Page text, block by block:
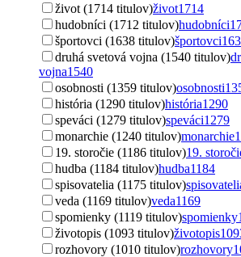
život (1714 titulov)život1714
hudobníci (1712 titulov)hudobníci
športovci (1638 titulov)športovci
druhá svetová vojna (1540 titulov)
vojna1540
osobnosti (1359 titulov)osobnosti
história (1290 titulov)história1290
speváci (1279 titulov)speváci1279
monarchie (1240 titulov)monarchie
19. storočie (1186 titulov)19.
hudba (1184 titulov)hudba1184
spisovatelia (1175 titulov)
veda (1169 titulov)veda1169
spomienky (1119 titulov)spomienky
životopis (1093 titulov)životopis
rozhovory (1010 titulov)rozhovory